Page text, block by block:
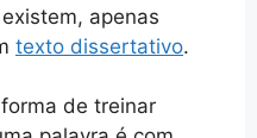
apenas
texto dissertativo.
de treinar